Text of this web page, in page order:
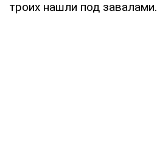
троих нашли под завалами.